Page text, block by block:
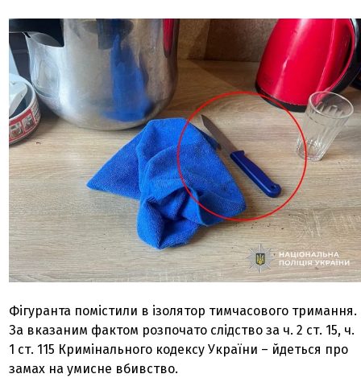
Фігуранта помістили в ізолятор тимчасового тримання.
За вказаним фактом розпочато слідство за ч. 2 ст. 15, ч.
1 ст. 115 Кримінального кодексу України – йдеться про
замах на умисне вбивство.